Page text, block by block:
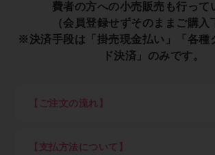
費者の方への小売販売も行って
（会員登録せずそのままご購入
※決済手段は「掛売現金払い」「各種
ド決済」のみです。
【ご注文の流れ】
【支払方法について】